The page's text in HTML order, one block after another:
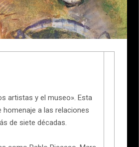
artistas y el museo». Esta
homenaje a las relaciones
de siete décadas.